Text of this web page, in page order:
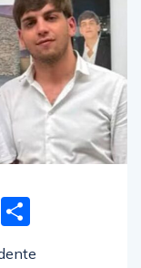
Email